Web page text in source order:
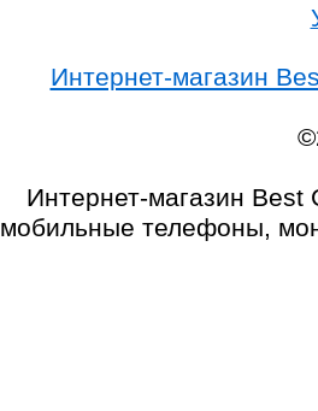
Интернет-магазин
Интернет-магазин Best
мобильные телефоны,